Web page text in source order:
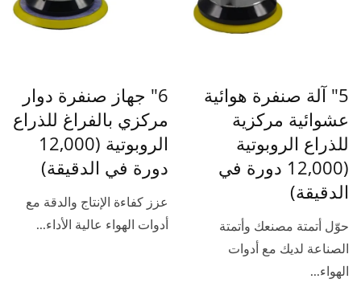
5" آلة صنفرة هوائية
عشوائية مركزية
للذراع الروبوتية
(12,000 دورة في
الدقيقة)
حوّل أتمتة مصنعك وأتمتة
الصناعة لديك مع أدوات
الهواء...
6" جهاز صنفرة دوار
مركزي بالفراغ للذراع
الروبوتية (12,000
دورة في الدقيقة)
عزز كفاءة الإنتاج والدقة مع
أدوات الهواء عالية الأداء...